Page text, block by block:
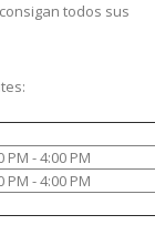
todos sus
PM - 4:00 PM
PM - 4:00 PM